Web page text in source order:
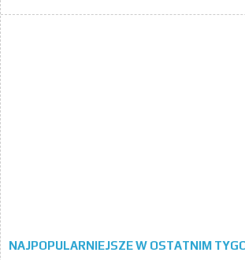
NAJPOPULARNIEJSZE W OSTATNIM